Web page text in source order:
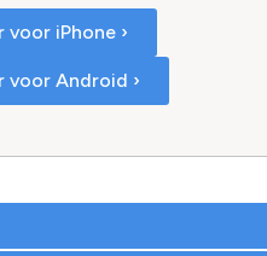
voor iPhone ›
voor Android ›